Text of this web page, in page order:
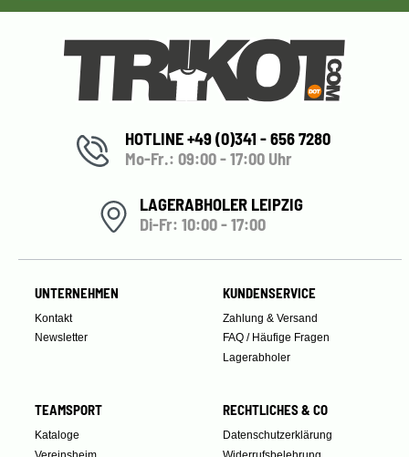
HOTLINE +49 (0)341 - 656 7280
Mo-Fr.: 09:00 - 17:00 Uhr
LAGERABHOLER LEIPZIG
Di-Fr: 10:00 - 17:00
UNTERNEHMEN
Kontakt
Newsletter
KUNDENSERVICE
Zahlung & Versand
FAQ / Häufige Fragen
Lagerabholer
TEAMSPORT
Kataloge
RECHTLICHES & CO
Datenschutzerklärung